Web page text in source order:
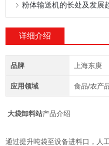
粉体输送机的长处及发展
详细介绍
品牌 上海东庚
应用领域 食品/农产
大袋卸料站产品介绍
通过提升吨袋至设备进料口，人